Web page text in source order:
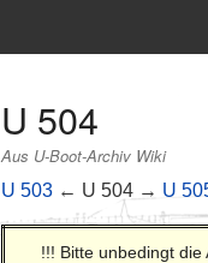
U 504
Aus U-Boot-Archiv Wiki
U 503 ← U 504 → U
!!! Bitte unbedingt